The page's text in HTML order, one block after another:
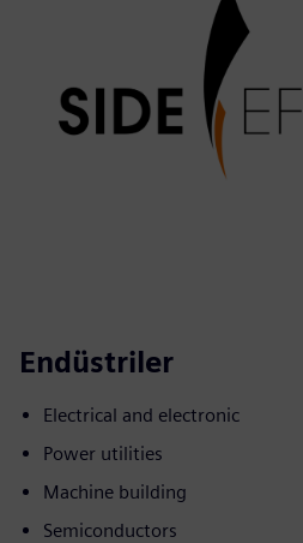
Endüstriler
Electrical and electronic
Power utilities
Machine building
Semiconductors